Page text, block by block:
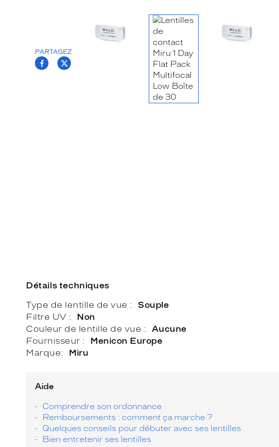
PARTAGEZ
T.PROJECT.KRYS.FRONT.SHARE_FACEBOOK_TITLE
T.PROJECT.KRYS.FRONT.SHARE_TWITTER_TITLE
Détails techniques
Type de lentille de vue
Souple
Filtre UV
Non
Couleur de lentille de vue
Aucune
Fournisseur
Menicon Europe
Marque
Miru
Aide
Comprendre son ordonnance
Remboursements : comment ça marche ?
Quelques conseils pour débuter avec ses lentilles
Bien entretenir ses lentilles